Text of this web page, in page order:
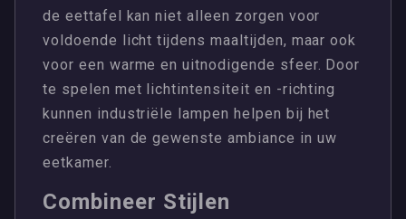
de eettafel kan niet alleen zorgen voor
voldoende licht tijdens maaltijden, maar ook
voor een warme en uitnodigende sfeer. Door
te spelen met lichtintensiteit en -richting
kunnen industriële lampen helpen bij het
creëren van de gewenste ambiance in uw
eetkamer.
Combineer Stijlen